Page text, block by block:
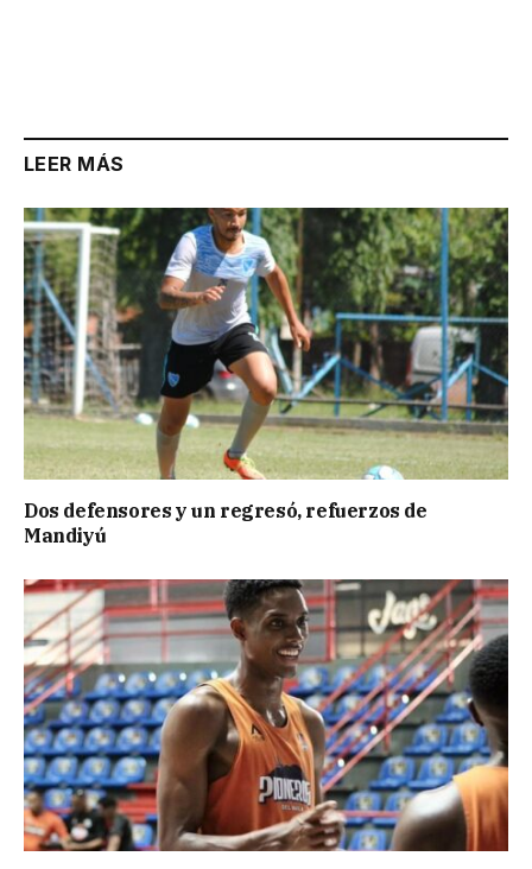
LEER MÁS
Dos defensores y un regresó, refuerzos de
Mandiyú